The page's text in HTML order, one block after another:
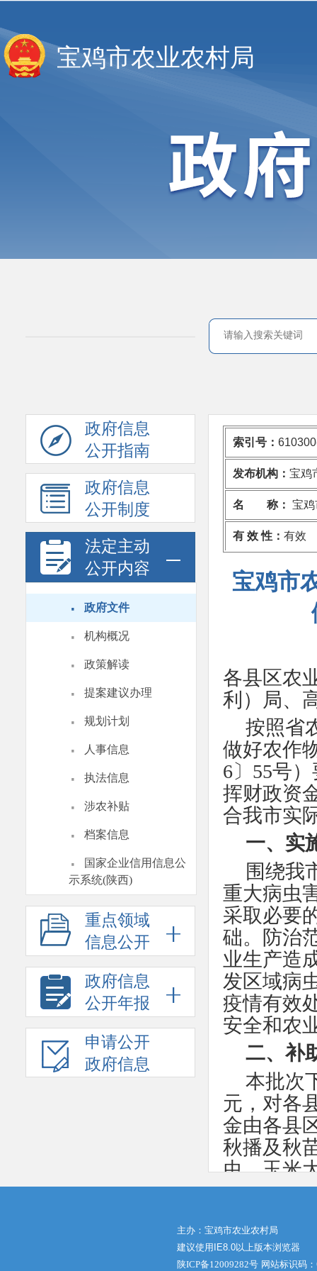
宝鸡市农业农村局
政府信息
公开指南
政府信息
公开制度
法定主动
公开内容
· 政府文件
· 机构概况
· 政策解读
· 提案建议办理
· 规划计划
· 人事信息
· 执法信息
· 涉农补贴
· 档案信息
·
国家企业信用信息公
示系统(陕西)
重点领域
信息公开
政府信息
公开年报
申请公开
政府信息
索引号：
发布机构： 宝鸡
名 称： 宝
有 效 性： 有效
宝鸡市
各县区农
利）局、
按照省
做好农作
6〕55号
挥财政资
合我市实
一、实
围绕我
重大病虫
采取必要
础。防治
业生产造
发区域病
疫情有效
安全和农
二、补
本批次
元，对各
金由各县
秋播及秋
虫，玉米
虫，水稻
各县区按
三、补
主办：宝鸡市农业农村局
建议使用IE8.0以上版本浏览器
陕ICP备12009282号 网站标识码